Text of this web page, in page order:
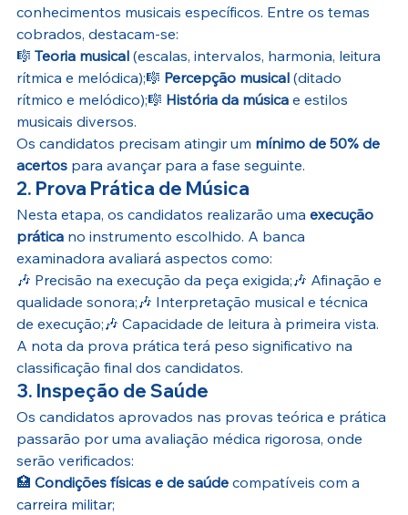
conhecimentos musicais específicos. Entre os temas
cobrados, destacam-se:
🎼 Teoria musical (escalas, intervalos, harmonia, leitura
rítmica e melódica);🎼 Percepção musical (ditado
rítmico e melódico);🎼 História da música e estilos
musicais diversos.
Os candidatos precisam atingir um mínimo de 50% de
acertos para avançar para a fase seguinte.
2. Prova Prática de Música
Nesta etapa, os candidatos realizarão uma execução
prática no instrumento escolhido. A banca
examinadora avaliará aspectos como:
🎶 Precisão na execução da peça exigida;🎶 Afinação e
qualidade sonora;🎶 Interpretação musical e técnica
de execução;🎶 Capacidade de leitura à primeira vista.
A nota da prova prática terá peso significativo na
classificação final dos candidatos.
3. Inspeção de Saúde
Os candidatos aprovados nas provas teórica e prática
passarão por uma avaliação médica rigorosa, onde
serão verificados:
🏥 Condições físicas e de saúde compatíveis com a
carreira militar;